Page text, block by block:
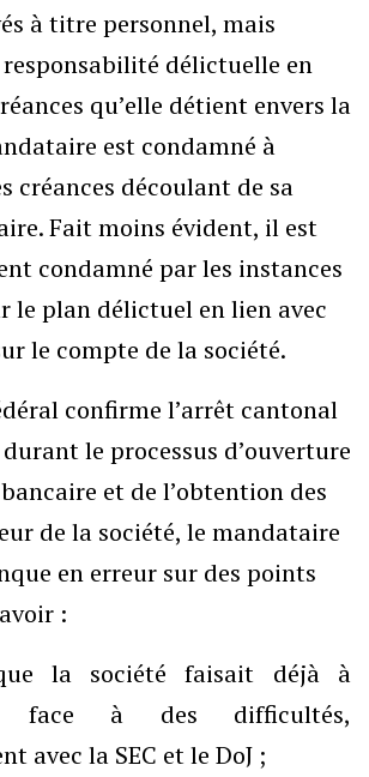
à titre personnel, mais
délictuelle en
qu’elle détient envers la
est condamné à
créances découlant de sa
Fait moins évident, il est
condamné par les instances
le plan délictuel en lien avec
le compte de la société.
confirme l’arrêt cantonal
le processus d’ouverture
et de l’obtention des
de la société, le mandataire
en erreur sur des points
:
la société faisait déjà à
face à des difficultés,
avec la SEC et le DoJ ;